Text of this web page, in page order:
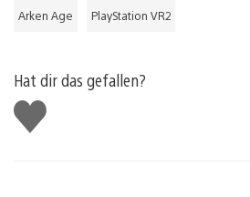
Arken Age PlayStation VR2
Hat dir das gefallen?
Gefällt
mir